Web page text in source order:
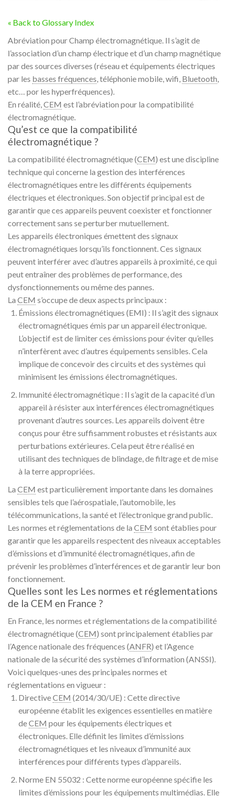
« Back to Glossary Index
Abréviation pour Champ électromagnétique. Il s’agit de
l’association d’un champ électrique et d’un champ magnétique
par des sources diverses (réseau et équipements électriques
par les basses fréquences , téléphonie mobile, wifi, Bluetooth
etc… por les hyperfréquences).
En réalité, CEM est l’abréviation pour la compatibilité
électromagnétique.
Qu’est ce que la compatibilité
électromagnétique ?
La compatibilité électromagnétique (CEM) est une discipline
technique qui concerne la gestion des interférences
électromagnétiques entre les différents équipements
électriques et électroniques. Son objectif principal est de
garantir que ces appareils peuvent coexister et fonctionner
correctement sans se perturber mutuellement.
Les appareils électroniques émettent des signaux
électromagnétiques lorsqu’ils fonctionnent. Ces signaux
peuvent interférer avec d’autres appareils à proximité, ce qui
peut entraîner des problèmes de performance, des
dysfonctionnements ou même des pannes.
La CEM s’occupe de deux aspects principaux :
Émissions électromagnétiques (EMI) : Il s’agit des signaux
électromagnétiques émis par un appareil électronique.
L’objectif est de limiter ces émissions pour éviter qu’elles
n’interfèrent avec d’autres équipements sensibles. Cela
implique de concevoir des circuits et des systèmes qui
minimisent les émissions électromagnétiques.
Immunité électromagnétique : Il s’agit de la capacité d’un
appareil à résister aux interférences électromagnétiques
provenant d’autres sources. Les appareils doivent être
conçus pour être suffisamment robustes et résistants aux
perturbations extérieures. Cela peut être réalisé en
utilisant des techniques de blindage, de filtrage et de mise
à la terre appropriées.
La CEM est particulièrement importante dans les domaines
sensibles tels que l’aérospatiale, l’automobile, les
télécommunications, la santé et l’électronique grand public.
Les normes et réglementations de la CEM sont établies pour
garantir que les appareils respectent des niveaux acceptables
d’émissions et d’immunité électromagnétiques, afin de
prévenir les problèmes d’interférences et de garantir leur bon
fonctionnement.
Quelles sont les Les normes et réglementations
de la CEM en France ?
En France, les normes et réglementations de la compatibilité
électromagnétique (CEM) sont principalement établies par
l’Agence nationale des fréquences (ANFR) et l’Agence
nationale de la sécurité des systèmes d’information (ANSSI).
Voici quelques-unes des principales normes et
réglementations en vigueur :
DirectiveCEM (2014/30/UE) : Cette directive
européenne établit les exigences essentielles en matière
deCEM pour les équipements électriques et
électroniques. Elle définit les limites d’émissions
électromagnétiques et les niveaux d’immunité aux
interférences pour différents types d’appareils.
Norme EN 55032 : Cette norme européenne spécifie les
limites d’émissions pour les équipements multimédias. Elle